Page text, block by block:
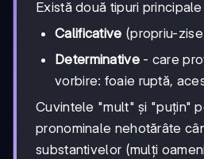
Există două tipuri
Calificative (propriu-
Determinative- care
vorbire: foaie ruptă,
Cuvintele "mult" și "puțin"
pronominale nehotărâte
substantivelor (mulți